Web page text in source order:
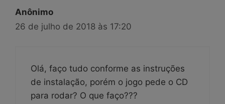
Anônimo
26 de julho de 2018 às 17:20
Olá, faço tudo conforme as instruções
de instalação, porém o jogo pede o CD
para rodar? O que faço???